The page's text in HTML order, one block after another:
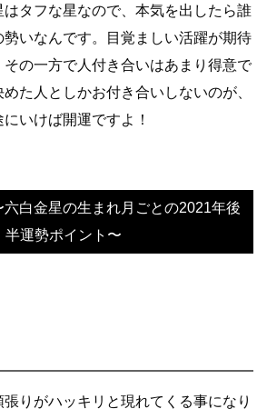
タフな星なので、本気を出したら誰
勢いなんです。目覚ましい活躍が期待
の一方で人付き合いはあまり得意で
た人としかお付き合いしないのが、
いけば開運ですよ！
六白金星の生まれ月ごとの2021年後
半運勢ポイント〜
りがハッキリと現れてくる事になり